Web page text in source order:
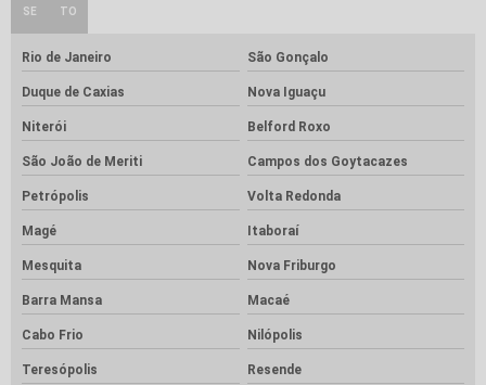
SE TO
Rio de Janeiro São Gonçalo
Duque de Caxias Nova Iguaçu
Niterói Belford Roxo
São João de Meriti Campos dos Goytacazes
Petrópolis Volta Redonda
Magé Itaboraí
Mesquita Nova Friburgo
Barra Mansa Macaé
Cabo Frio Nilópolis
Teresópolis Resende